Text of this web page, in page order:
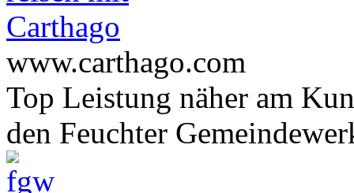
www.carthago.com
Top Leistung näher am
den Feuchter